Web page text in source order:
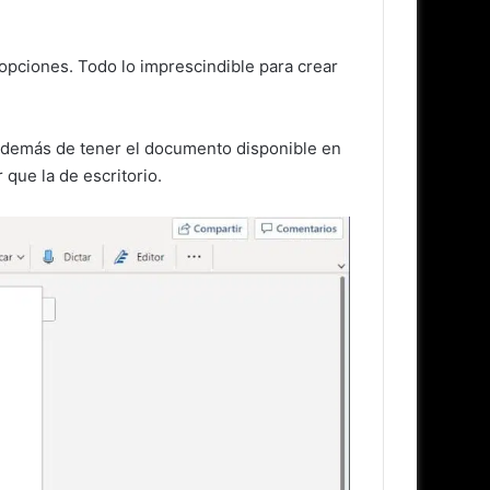
Todo lo imprescindible para crear
de tener el documento disponible en
que la de escritorio.